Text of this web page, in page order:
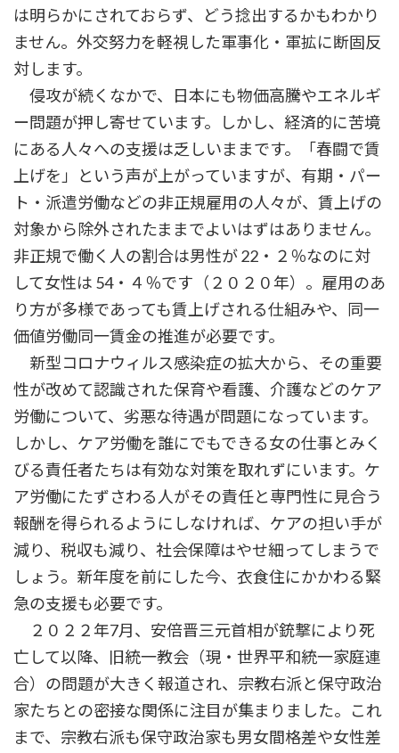
は明らかにされておらず、どう捻出するかもわかり
ません。外交努力を軽視した軍事化・軍拡に断固反
対します。
侵攻が続くなかで、日本にも物価高騰やエネルギ
ー問題が押し寄せています。しかし、経済的に苦境
にある人々への支援は乏しいままです。「春闘で賃
上げを」という声が上がっていますが、有期・パー
ト・派遣労働などの非正規雇用の人々が、賃上げの
対象から除外されたままでよいはずはありません。
非正規で働く人の割合は男性が 22・２％なのに対
して女性は 54・４％です（２０２０年）。雇用のあ
り方が多様であっても賃上げされる仕組みや、同一
価値労働同一賃金の推進が必要です。
新型コロナウィルス感染症の拡大から、その重要
性が改めて認識された保育や看護、介護などのケア
労働について、劣悪な待遇が問題になっています。
しかし、ケア労働を誰にでもできる女の仕事とみく
びる責任者たちは有効な対策を取れずにいます。ケ
ア労働にたずさわる人がその責任と専門性に見合う
報酬を得られるようにしなければ、ケアの担い手が
減り、税収も減り、社会保障はやせ細ってしまうで
しょう。新年度を前にした今、衣食住にかかわる緊
急の支援も必要です。
２０２２年7月、安倍晋三元首相が銃撃により死
亡して以降、旧統一教会（現・世界平和統一家庭連
合）の問題が大きく報道され、宗教右派と保守政治
家たちとの密接な関係に注目が集まりました。これ
まで、宗教右派も保守政治家も男女間格差や女性差